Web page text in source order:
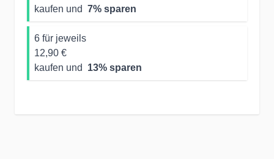
kaufen und 7% sparen
6 für jeweils
12,90 €
kaufen und
13% sparen